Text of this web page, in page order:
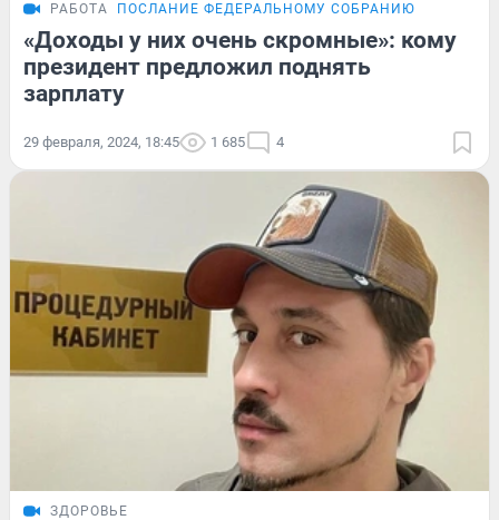
РАБОТА ПОСЛАНИЕ ФЕДЕРАЛЬНОМУ СОБРАНИЮ
«Доходы у них очень скромные»: кому
президент предложил поднять
зарплату
29 февраля, 2024, 18:45 1 685 4
ЗДОРОВЬЕ